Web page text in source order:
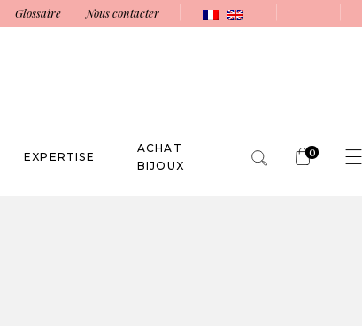
Glossaire Nous contacter
EXPERTISE
ACHAT
BIJOUX
0